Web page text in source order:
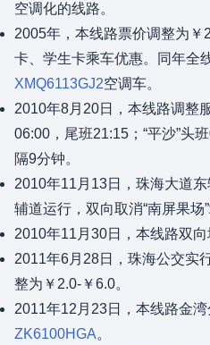
空调化的线路。
2005年，本线路票价调整为￥
卡、学生卡乘车优惠。同年全
XMQ6113GJ2空调车。
2010年8月20日，本线路调整
06:00，尾班21:15；“平沙”头
隔9分钟。
2010年11月13日，珠海大道
辅道运行，双向取消“南屏果场”
2010年11月30日，本线路双向
2011年6月28日，珠海公交实
整为￥2.0-￥6.0。
2011年12月23日，本线路金
ZK6100HGA。